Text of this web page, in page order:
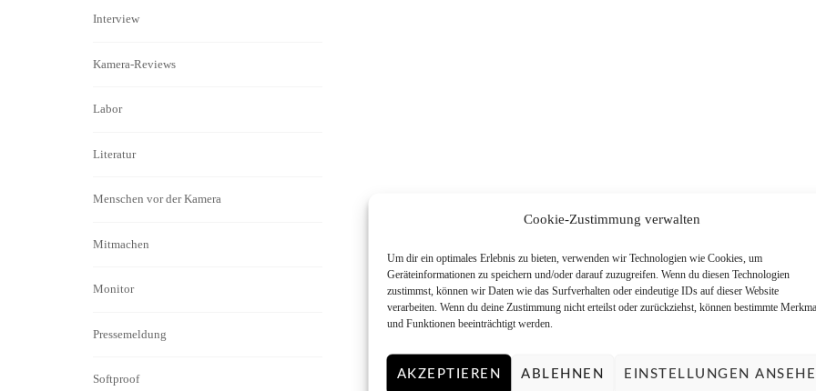
Cookie-Zustimmung verwalten
Um dir ein optimales Erlebnis zu bieten, verwenden wir Technologien wie Cookies, um
Geräteinformationen zu speichern und/oder darauf zuzugreifen. Wenn du diesen Technologien
zustimmst, können wir Daten wie das Surfverhalten oder eindeutige IDs auf dieser Website
verarbeiten. Wenn du deine Zustimmung nicht erteilst oder zurückziehst, können bestimmte
und Funktionen beeinträchtigt werden.
AKZEPTIEREN ABLEHNEN EINSTELLUNGEN
Interview
Kamera-Reviews
Labor
Literatur
Menschen vor der Kamera
Mitmachen
Monitor
Pressemeldung
Softproof